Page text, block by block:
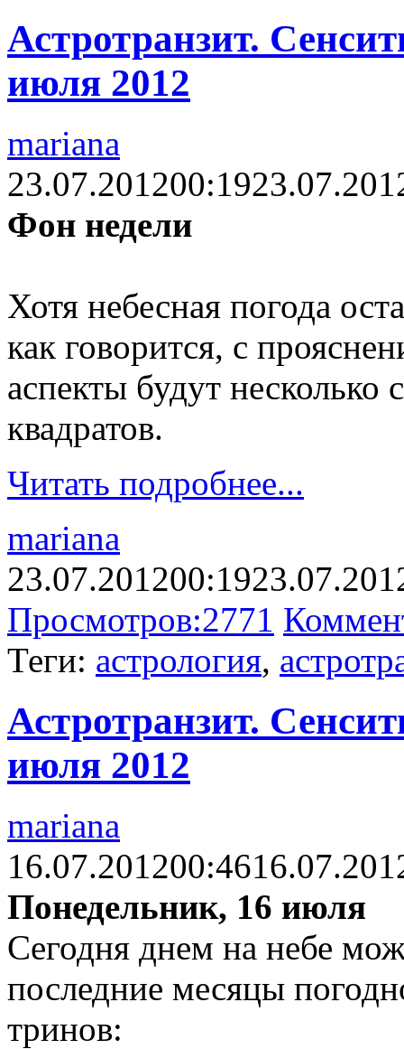
Астротранзит.
июля 2012
mariana
23.07.201200:19
Фон недели
Хотя небесная погода
как говорится, с
аспекты будут несколько
квадратов.
Читать подробнее...
mariana
23.07.201200:19
Просмотров:2771
Теги: астрология,
Астротранзит.
июля 2012
mariana
16.07.201200:46
Понедельник, 16 июля
Сегодня днем на небе
последние месяцы
тринов: